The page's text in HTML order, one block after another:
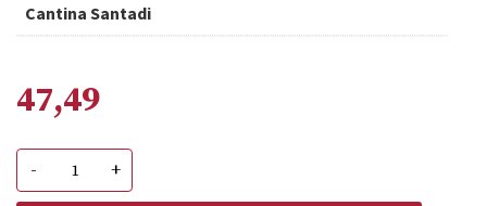
Cantina Santadi
47,49
-
Terre
Brune
+